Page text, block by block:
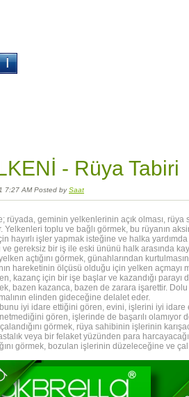
- Rüya Tabiri
7:27 AM Posted bySaat
rüyada, geminin yelkenlerinin açık olması,
toplu ve bağlı görmek, bu rüyanın
hayırlı işler yapmak isteğine ve halka
ve gereksiz bir iş ile eski ününü halk arasında
açtığını görmek, günahlarından
hareketinin ölçüsü olduğu için yelken açmayı
kazanç için bir işe başlar ve kazandığı
bazen kazanca, bazen de zarara işarettir.
elinden gideceğine delalet eder.
iyi idare ettiğini gören, evini, işlerini iyi idare
gören, işlerinde de başarılı olamıyor
görmek, rüya sahibinin işlerinin
veya bir felaket yüzünden para
görmek, bozulan işlerinin düzeleceğine ve